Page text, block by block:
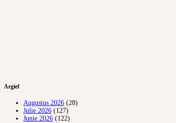
Argief
Augustus 2026 (28)
Julie 2026 (127)
Junie 2026 (122)